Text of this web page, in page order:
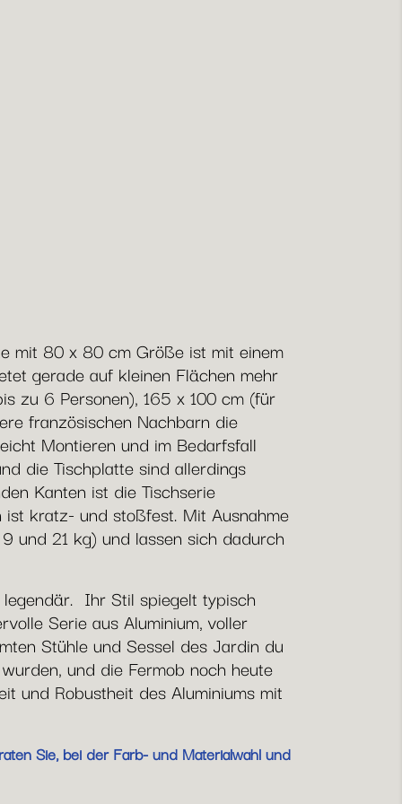
mit 80 x 80 cm Größe ist mit einem
gerade auf kleinen Flächen mehr
zu 6 Personen), 165 x 100 cm (für
französischen Nachbarn die
Montieren und im Bedarfsfall
die Tischplatte sind allerdings
Kanten ist die Tischserie
kratz- und stoßfest. Mit Ausnahme
und 21 kg) und lassen sich dadurch
Ihr Stil spiegelt typisch
Serie aus Aluminium, voller
Stühle und Sessel des Jardin du
und die Fermob noch heute
und Robustheit des Aluminiums mit
Sie, bei der Farb- und Materialwahl und